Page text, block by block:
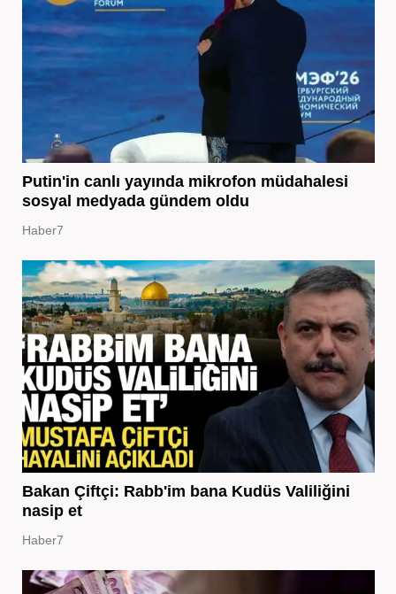
Putin'in canlı yayında mikrofon müdahalesi
sosyal medyada gündem oldu
Haber7
Bakan Çiftçi: Rabb'im bana Kudüs Valiliğini
nasip et
Haber7